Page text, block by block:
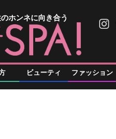
ホンネに向き合う
ビューティ ファッション